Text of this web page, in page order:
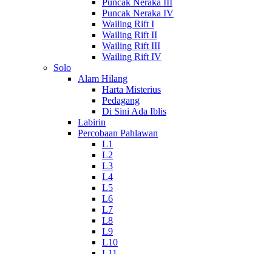
Puncak Neraka III
Puncak Neraka IV
Wailing Rift I
Wailing Rift II
Wailing Rift III
Wailing Rift IV
Solo
Alam Hilang
Harta Misterius
Pedagang
Di Sini Ada Iblis
Labirin
Percobaan Pahlawan
L1
L2
L3
L4
L5
L6
L7
L8
L9
L10